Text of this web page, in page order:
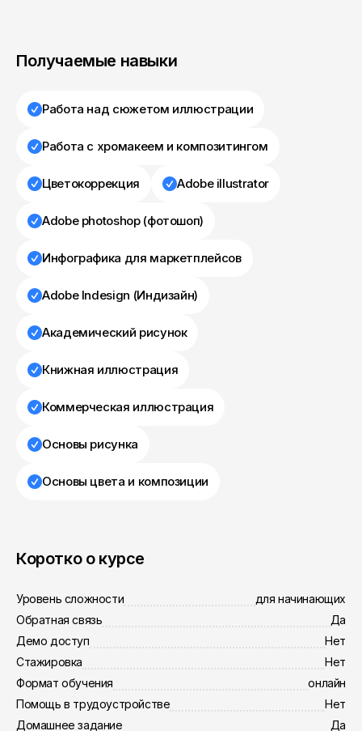
Получаемые навыки
Работа над сюжетом иллюстрации
Работа с хромакеем и композитингом
Цветокоррекция Adobe illustrator
Adobe photoshop (фотошоп)
Инфографика для маркетплейсов
Adobe Indesign (Индизайн)
Академический рисунок
Книжная иллюстрация
Коммерческая иллюстрация
Основы рисунка
Основы цвета и композиции
Коротко о курсе
Уровень сложности
для начинающих
Обратная связь
Да
Демо доступ
Нет
Стажировка
Нет
Формат обучения
онлайн
Помощь в трудоустройстве
Нет
Домашнее задание
Да